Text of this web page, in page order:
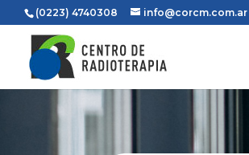
(0223) 4740308 info@corcm.com.ar